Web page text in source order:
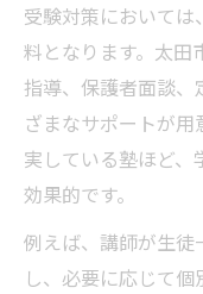
受験対策において
料となります。太田
指導、保護者面談、
ざまなサポートが
実している塾ほど
効果的です。
例えば、講師が生
し、必要に応じて